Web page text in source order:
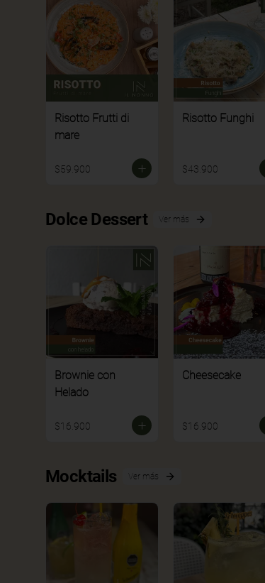
Risotto Frutti di
mare
$59.900
Risotto Funghi
$43.900
Dolce Dessert Ver más
Brownie con
Helado
$16.900
Cheesecake
$16.900
Mocktails Ver más